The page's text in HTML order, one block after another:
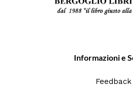
Informazioni e
Feedback